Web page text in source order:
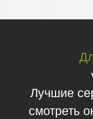
Лучшие
смотреть